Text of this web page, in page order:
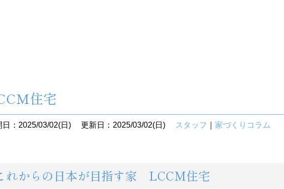
住宅
日：2025/03/02(日) 更新日：2025/03/02(日) スタッフ 家づくりコラム
れからの日本が目指す家 LCCM住宅